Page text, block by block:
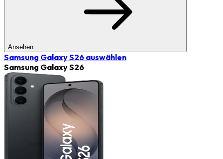
Ansehen
Samsung Galaxy S26 auswählen
Samsung Galaxy S26